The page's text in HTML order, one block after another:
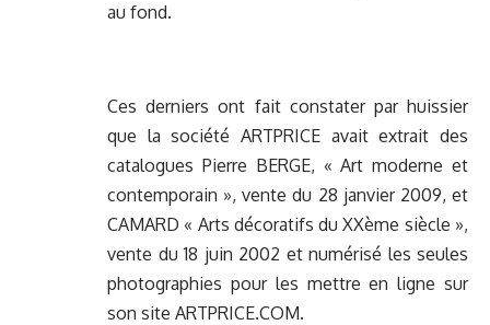
au fond.
Ces derniers ont fait constater par huissier
que la société ARTPRICE avait extrait des
catalogues Pierre BERGE, « Art moderne et
contemporain », vente du 28 janvier 2009, et
CAMARD « Arts décoratifs du XXème siècle »,
vente du 18 juin 2002 et numérisé les seules
photographies pour les mettre en ligne sur
son site ARTPRICE.COM.